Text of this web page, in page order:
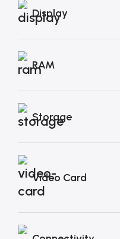
Display
RAM
Storage
Video Card